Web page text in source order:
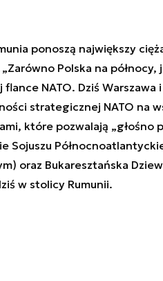
ponoszą największy
Polska na północy,
NATO. Dziś Warszawa
strategicznej NATO na
które pozwalają „głośno
Sojuszu
oraz Bukaresztańska
w stolicy Rumunii.